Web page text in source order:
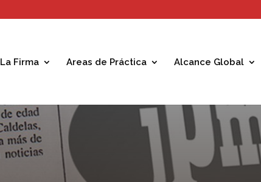
La Firma Areas de Práctica Alcance Global